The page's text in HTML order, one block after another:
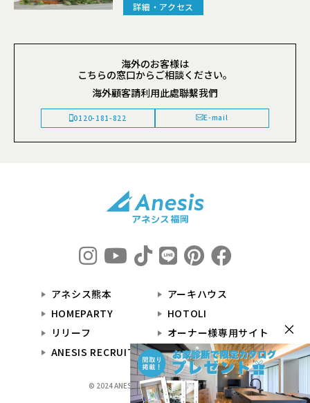
詳細・アクセス
海外のお客様は
こちらの窓口からご相談ください。
海外顧客請利用此處聯繫我們
0120-181-822 E-mail
アネシス熊本
アーキハウス
HOMEPARTY
HOTOLI
リリーフ
オーナー様専用サイト
ANESIS RECRUIT
© 2024 ANESIS福岡 All Rights Reserved.
×